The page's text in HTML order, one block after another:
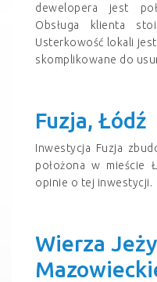
dewelopera jest
Obsługa klienta
Usterkowość lokali
skomplikowane do
Fuzja, Łódź
Inwestycja Fuzja
położona w mieście
opinie o tej inwestycji.
Wierza